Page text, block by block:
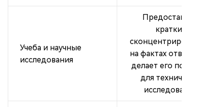
Учеба и научные
исследования
Предоставляет
краткие,
сконцентрированные
на фактах ответы, что
делает его полезным
для технических
исследований.